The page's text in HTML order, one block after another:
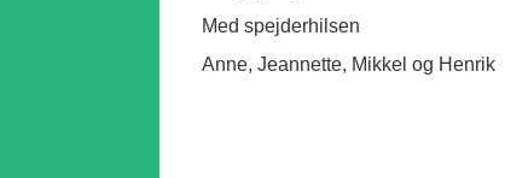
Med spejderhilsen
Anne, Jeannette, Mikkel og Henrik